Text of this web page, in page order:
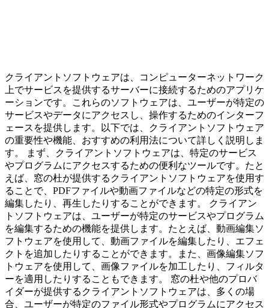
クライアントソフトウェアは、コンピューターネットワーク
上でサービスを提供するサーバーに接続するためのアプリケ
ーションです。これらのソフトウェアは、ユーザーが特定の
サービスやデータにアクセスし、操作するためのインターフ
ェースを提供します。以下では、クライアントソフトウェア
の重要性や機能、おすすめの利用法について詳しく説明しま
す。 まず、クライアントソフトウェアは、特定のサービス
やプログラムにアクセスするための便利なツールです。たと
えば、窓の杜が提供するクライアントソフトウェアを使用す
ることで、PDFファイルや動画ファイルなどの特定の形式を
編集したり、再生したりすることができます。 クライアン
トソフトウェアは、ユーザーが特定のサービスやプログラム
を編集するための機能を提供します。たとえば、動画編集ソ
フトウェアを使用して、動画ファイルを編集したり、エフェ
クトを追加したりすることができます。また、画像編集ソフ
トウェアを使用して、画像ファイルを加工したり、フィルタ
ーを適用したりすることもできます。 窓の杜や他のプロバ
イダーが提供するクライアントソフトウェアは、多くの場
合、ユーザーが特定のファイル形式やプログラムにアクセス